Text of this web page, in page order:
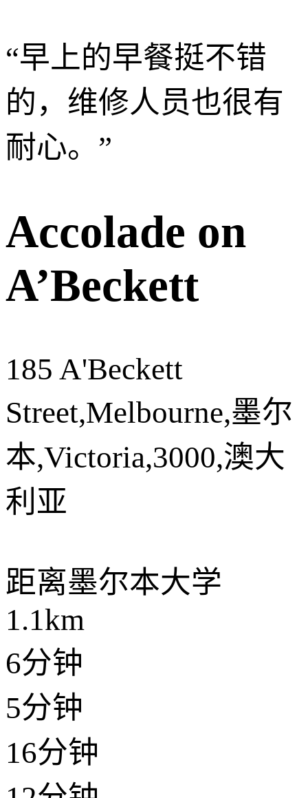
“早上的早餐挺不错
的，维修人员也很有
耐心。 ”
Accolade on
A’Beckett
185 A'Beckett
Street,Melbourne,墨尔
本,Victoria,3000,澳大
利亚
距离墨尔本大学
1.1km
6分钟
5分钟
16分钟